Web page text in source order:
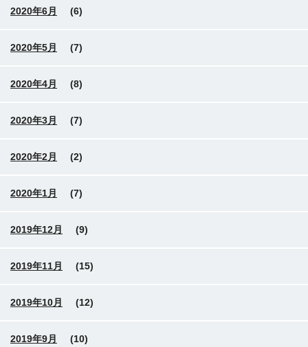
2020年6月 (6)
2020年5月 (7)
2020年4月 (8)
2020年3月 (7)
2020年2月 (2)
2020年1月 (7)
2019年12月 (9)
2019年11月 (15)
2019年10月 (12)
2019年9月 (10)